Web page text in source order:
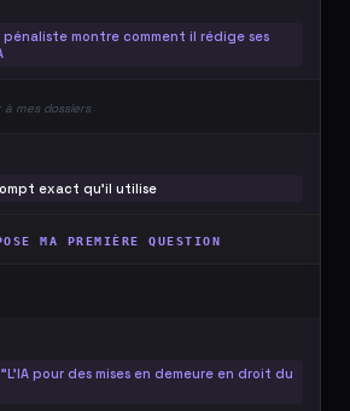
pénaliste montre comment il rédige ses
mes dossiers
exact qu'il utilise
MA PREMIÈRE QUESTION
pour des mises en demeure en droit du